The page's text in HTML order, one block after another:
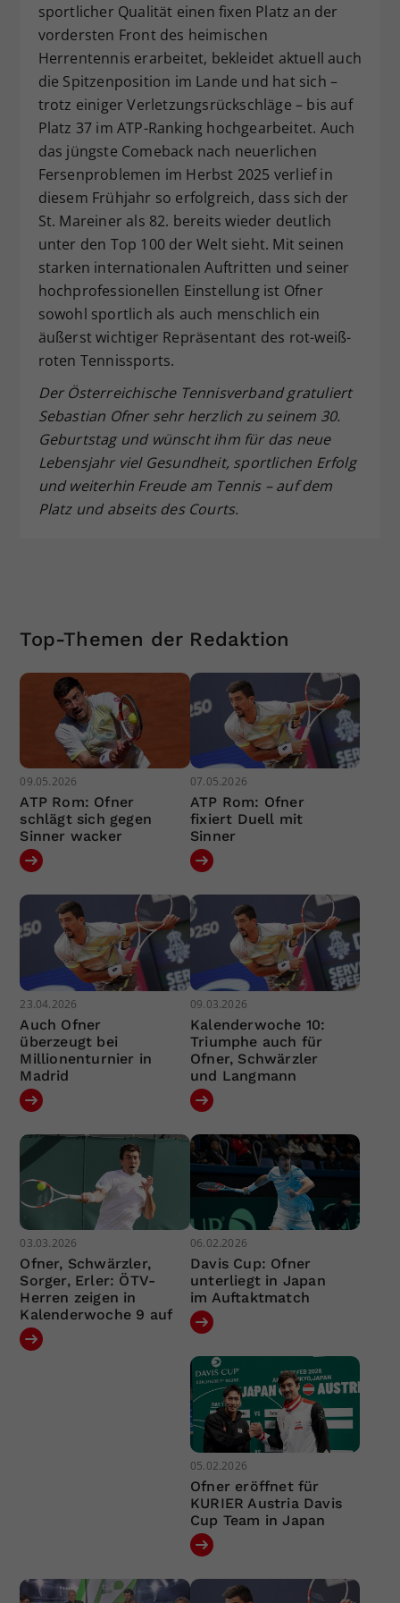
sportlicher Qualität einen fixen Platz an der
vordersten Front des heimischen
Herrentennis erarbeitet, bekleidet aktuell auch
die Spitzenposition im Lande und hat sich –
trotz einiger Verletzungsrückschläge – bis auf
Platz 37 im ATP-Ranking hochgearbeitet. Auch
das jüngste Comeback nach neuerlichen
Fersenproblemen im Herbst 2025 verlief in
diesem Frühjahr so erfolgreich, dass sich der
St. Mareiner als 82. bereits wieder deutlich
unter den Top 100 der Welt sieht. Mit seinen
starken internationalen Auftritten und seiner
hochprofessionellen Einstellung ist Ofner
sowohl sportlich als auch menschlich ein
äußerst wichtiger Repräsentant des rot-weiß-
roten Tennissports.
Der Österreichische Tennisverband gratuliert
Sebastian Ofner sehr herzlich zu seinem 30.
Geburtstag und wünscht ihm für das neue
Lebensjahr viel Gesundheit, sportlichen Erfolg
und weiterhin Freude am Tennis – auf dem
Platz und abseits des Courts.
Top-Themen der Redaktion
09.05.2026
ATP Rom: Ofner
schlägt sich gegen
Sinner wacker
07.05.2026
ATP Rom: Ofner
fixiert Duell mit
Sinner
23.04.2026
Auch Ofner
überzeugt bei
Millionenturnier in
Madrid
09.03.2026
Kalenderwoche 10:
Triumphe auch für
Ofner, Schwärzler
und Langmann
03.03.2026
Ofner, Schwärzler,
Sorger, Erler: ÖTV-
Herren zeigen in
Kalenderwoche 9 auf
06.02.2026
Davis Cup: Ofner
unterliegt in Japan
im Auftaktmatch
05.02.2026
Ofner eröffnet für
KURIER Austria Davis
Cup Team in Japan
Zweck
Dieser Wert speichert Ihre Consent-
Einstellungen. Unter anderem eine
zufällig generierte ID, für die
historische Speicherung Ihrer
vorgenommen Einstellungen, falls der
Webseiten-Betreiber dies eingestellt